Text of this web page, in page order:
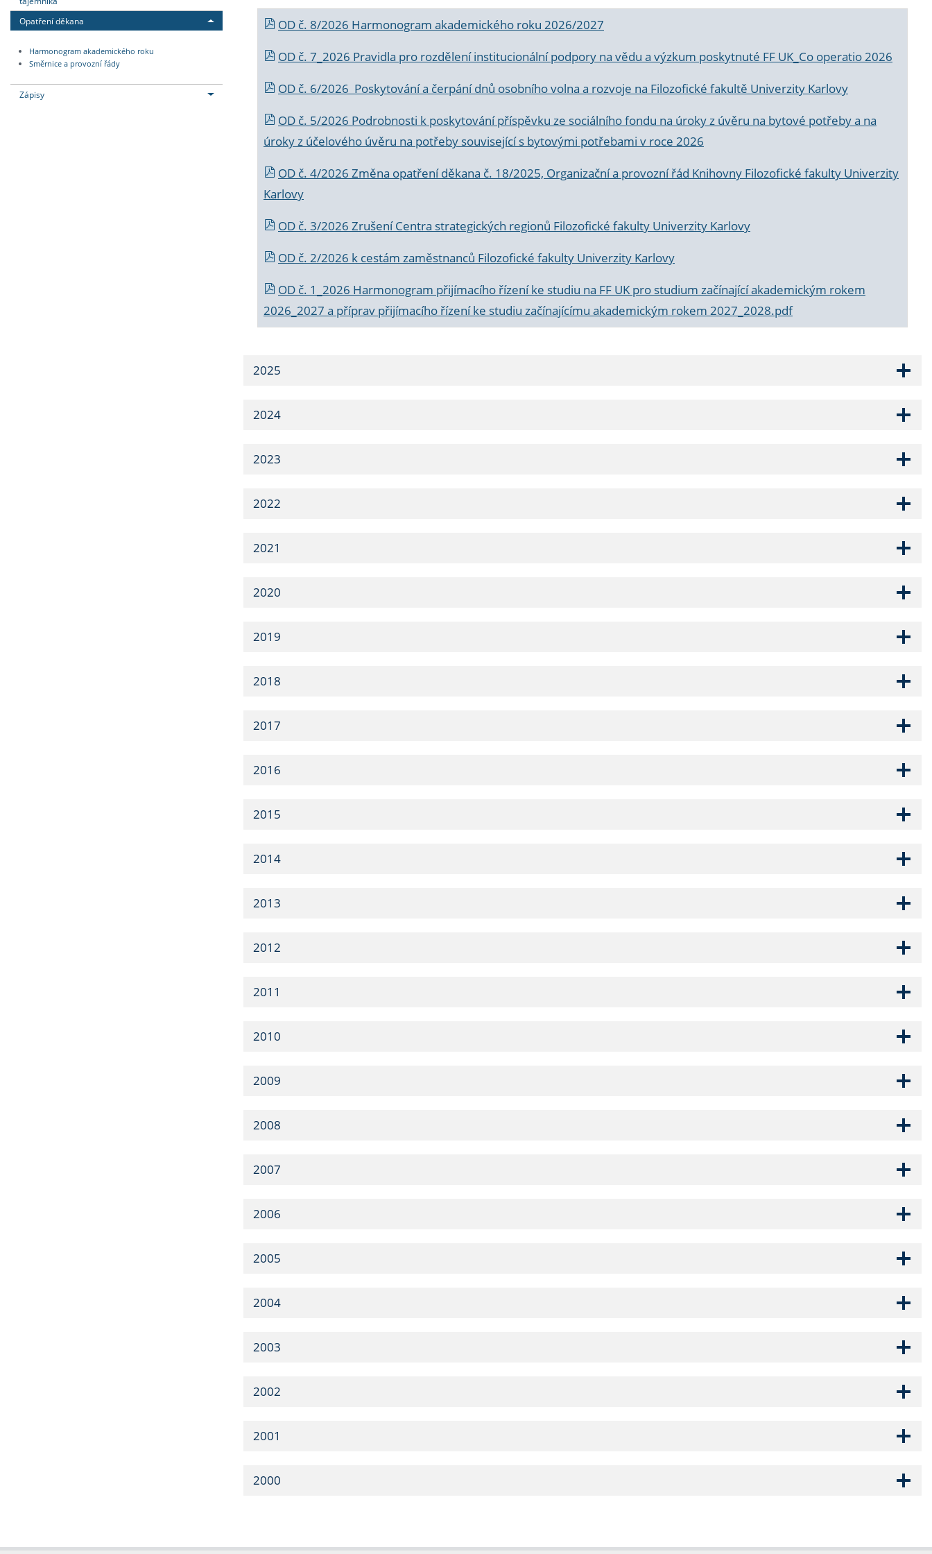
Opatření děkana
Harmonogram akademického roku
Směrnice a provozní řády
Zápisy
OD č. 8/2026 Harmonogram akademického roku 2026/2027
OD č. 7_2026 Pravidla pro rozdělení institucionální podpory na vědu a výzkum poskytnuté FF UK_Co operatio 2026
OD č. 6/2026 Poskytování a čerpání dnů osobního volna a rozvoje na Filozofické fakultě Univerzity Karlovy
OD č. 5/2026 Podrobnosti k poskytování příspěvku ze sociálního fondu na úroky z úvěru na bytové potřeby a na
úroky z účelového úvěru na potřeby související s bytovými potřebami v roce 2026
OD č. 4/2026 Změna opatření děkana č. 18/2025, Organizační a provozní řád Knihovny Filozofické fakulty Univerzity
Karlovy
OD č. 3/2026 Zrušení Centra strategických regionů Filozofické fakulty Univerzity Karlovy
OD č. 2/2026 k cestám zaměstnanců Filozofické fakulty Univerzity Karlovy
OD č. 1_2026 Harmonogram přijímacího řízení ke studiu na FF UK pro studium začínající akademickým rokem
2026_2027 a příprav přijímacího řízení ke studiu začínajícímu akademickým rokem 2027_2028.pdf
2025
2024
2023
2022
2021
2020
2019
2018
2017
2016
2015
2014
2013
2012
2011
2010
2009
2008
2007
2006
2005
2004
2003
2002
2001
2000